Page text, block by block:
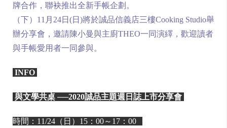
牌合作，聯袂推出全新手帳企劃。
（下）11月24日(日)將於誠品信義店三樓Cooking Studio舉
辦分享會，邀請陳小曼與主廚THEO一同演繹，歡迎讀者
與手帳愛用者一同參與。
INFO
與文學共桌 ──2020誠品主題週日誌上市分享會
時間：11/24（日）15：00～17：00